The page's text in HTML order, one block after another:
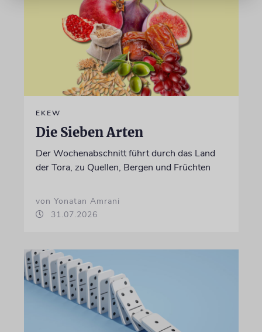
EKEW
Die Sieben Arten
Der Wochenabschnitt führt durch das Land
der Tora, zu Quellen, Bergen und Früchten
von Yonatan Amrani
31.07.2026